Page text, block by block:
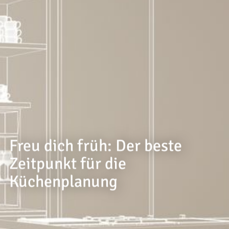
--
Freu dich früh: Der beste
Zeitpunkt für die
Küchenplanung